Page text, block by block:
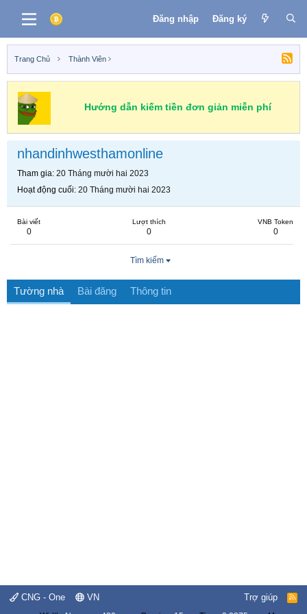
Đăng nhập Đăng ký
Trang Chủ Thành Viên
Hướng dẫn kiếm tiền đơn giản miễn phí
nhandinhwesthamonline
Tham gia 20 Tháng mười hai 2023
Hoạt động cuối 20 Tháng mười hai 2023
Bài viết
0
Lượt thích
0
VNB Token
0
Tìm kiếm
Tường nhà Bài đăng Thông tin
CNG - One VN Trợ giúp
R